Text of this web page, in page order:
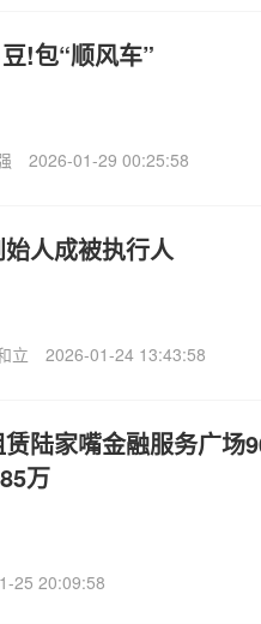
!包“顺风车”
2026-01-29 00:25:58
人成被执行人
立 2026-01-24 13:43:58
陆家嘴金融服务广场
万
25 20:09:58